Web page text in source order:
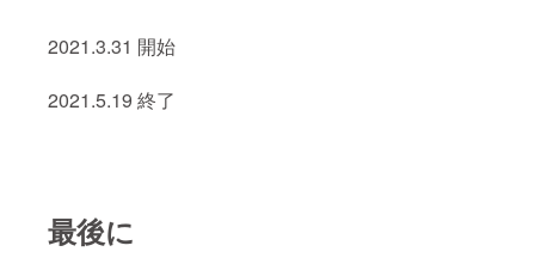
2021.3.31 開始
2021.5.19 終了
最後に